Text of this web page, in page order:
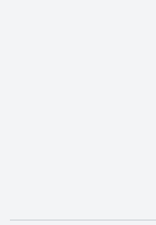
opens